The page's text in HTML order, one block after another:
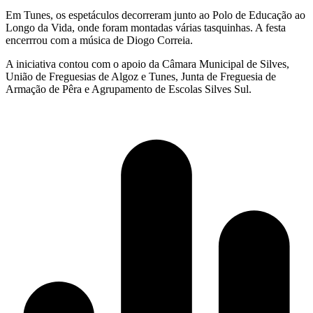
Em Tunes, os espetáculos decorreram junto ao Polo de Educação ao
Longo da Vida, onde foram montadas várias tasquinhas. A festa
encerrrou com a música de Diogo Correia.
A iniciativa contou com o apoio da Câmara Municipal de Silves,
União de Freguesias de Algoz e Tunes, Junta de Freguesia de
Armação de Pêra e Agrupamento de Escolas Silves Sul.